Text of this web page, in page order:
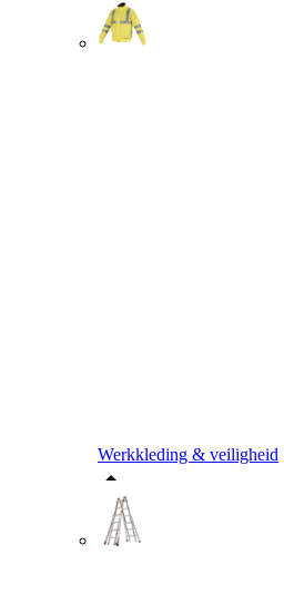
Werkkleding & veiligheid